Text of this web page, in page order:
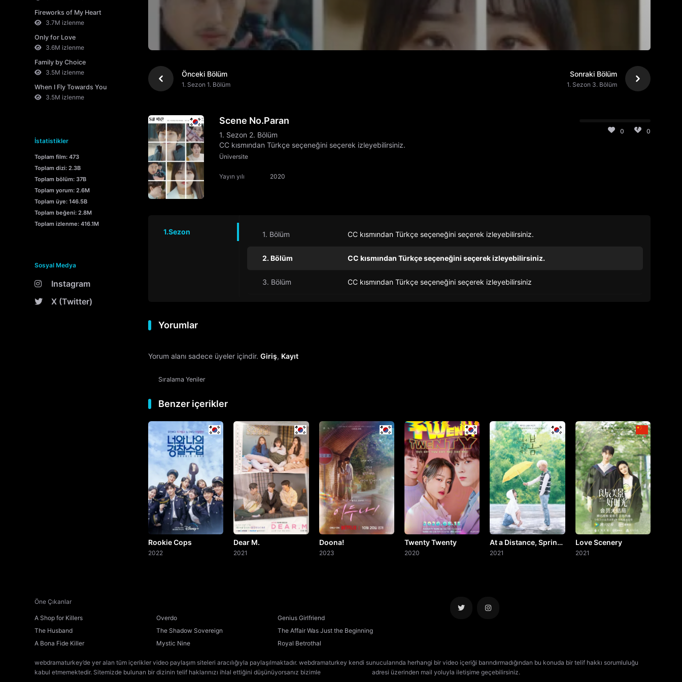
Fireworks of My Heart
3.7M izlenme
Only for Love
3.6M izlenme
Family by Choice
3.5M izlenme
When I Fly Towards You
3.5M izlenme
İstatistikler
Toplam film: 473
Toplam dizi: 2.3B
Toplam bölüm: 37B
Toplam yorum: 2.6M
Toplam üye: 146.5B
Toplam beğeni: 2.8M
Toplam izlenme: 416.1M
Sosyal Medya
Instagram
X (Twitter)
Önceki Bölüm
1. Sezon 1. Bölüm
Sonraki Bölüm
1. Sezon 3. Bölüm
Scene No.Paran
1. Sezon 2. Bölüm
CC kısmından Türkçe seçeneğini seçerek izleyebilirsiniz.
Üniversite
Yayın yılı 2020
0 0
1.Sezon 1. Bölüm CC kısmından Türkçe seçeneğini seçerek izleyebilirsiniz.
2. Bölüm CC kısmından Türkçe seçeneğini seçerek izleyebilirsiniz.
3. Bölüm CC kısmından Türkçe seçeneğini seçerek izleyebilirsiniz
Yorumlar
Yorum alanı sadece üyeler içindir. Giriş, Kayıt
Sıralama Yeniler
Benzer içerikler
Rookie Cops
2022
Dear M.
2021
Doona!
2023
Twenty Twenty
2020
At a Distance, Spring
is Green
2021
Love Scenery
2021
Öne Çıkanlar
A Shop for Killers Overdo
Genius Girlfriend
The Husband
The Shadow Sovereign
The Affair Was Just the Beginning
A Bona Fide Killer
Mystic Nine Royal Betrothal
webdramaturkey’de yer alan tüm içerikler video paylaşım siteleri aracılığıyla paylaşılmaktadır. webdramaturkey kendi sunucularında herhangi bir video içeriği barındırmadığından bu konuda bir telif hakkı sorumluluğu
kabul etmemektedir. Sitemizde bulunan bir dizinin telif haklarınızı ihlal ettiğini düşünüyorsanız bizimle
adresi üzerinden mail yoluyla iletişime geçebilirsiniz.